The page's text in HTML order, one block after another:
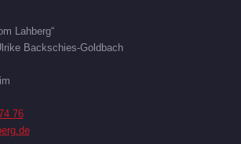
Lahberg“
Backschies-Goldbach
76